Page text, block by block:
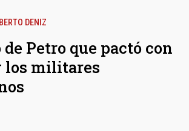
DENIZ
Petro que pactó con
los militares